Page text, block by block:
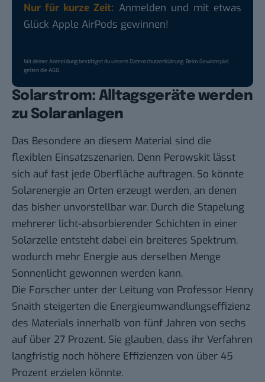
Nur für kurze Zeit: Anmelden und mit etwas
Glück Apple AirPods gewinnen!
Mit deiner Anmeldung bestätigst du unsereDatenschutzerklärung. Beim Gewinnspiel
gelten dieAGB.
Solarstrom: Alltagsgeräte werden
zu Solaranlagen
Das Besondere an diesem Material sind die
flexiblen Einsatzszenarien. Denn Perowskit lässt
sich auf fast jede Oberfläche auftragen. So könnte
Solarenergie an Orten erzeugt werden, an denen
das bisher unvorstellbar war. Durch die Stapelung
mehrerer licht-absorbierender Schichten in einer
Solarzelle entsteht dabei ein breiteres Spektrum,
wodurch mehr Energie aus derselben Menge
Sonnenlicht gewonnen werden kann.
Die Forscher unter der Leitung von Professor Henry
Snaith steigerten die Energieumwandlungseffizienz
des Materials innerhalb von fünf Jahren von sechs
auf über 27 Prozent. Sie glauben, dass ihr Verfahren
langfristig noch höhere Effizienzen von über 45
Prozent erzielen könnte.